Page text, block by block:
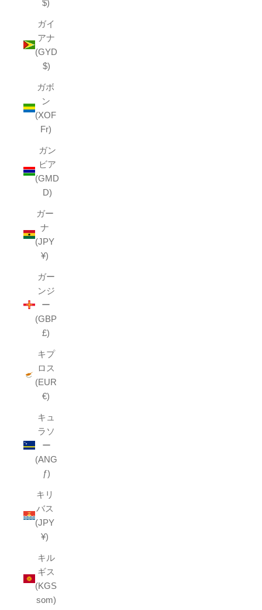
$)
ガイ
アナ
(GYD
$)
ガボ
ン
(XOF
Fr)
ガン
ビア
(GMD
D)
ガー
ナ
(JPY
¥)
ガー
ンジ
ー
(GBP
£)
キプ
ロス
(EUR
€)
キュ
ラソ
ー
(ANG
ƒ)
キリ
バス
(JPY
¥)
キル
ギス
(KGS
som)